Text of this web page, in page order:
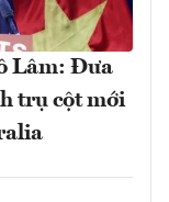
Lâm: Đưa
trụ cột mới